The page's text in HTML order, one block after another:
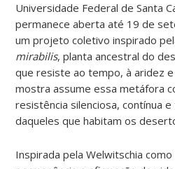
Universidade Federal de Santa
permanece aberta até 19 de
um projeto coletivo inspirado
mirabilis, planta ancestral do
que resiste ao tempo, à aridez
mostra assume essa metáfora
resistência silenciosa, contínua
daqueles que habitam os
Inspirada pela Welwitschia